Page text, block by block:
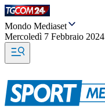
Mondo Mediaset
Mercoledì 7 Febbraio 2024